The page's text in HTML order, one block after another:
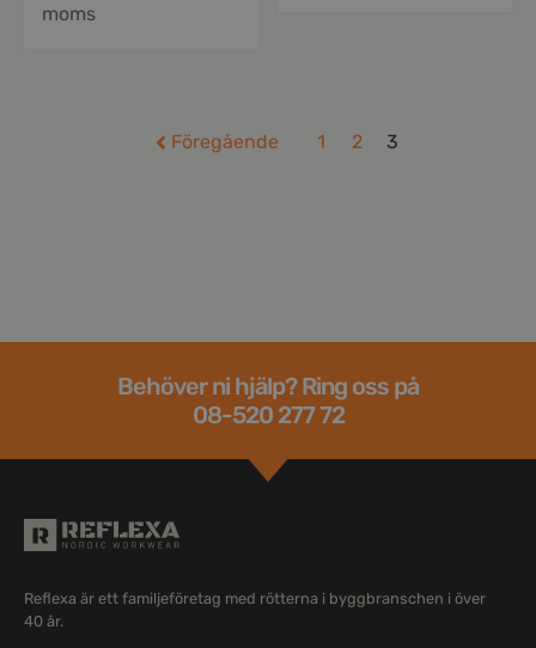
moms
Föregående 1 2 3
Behöver ni hjälp? Ring oss på
08-520 277 72
Reflexa är ett familjeföretag med rötterna i byggbranschen i över
40 år.